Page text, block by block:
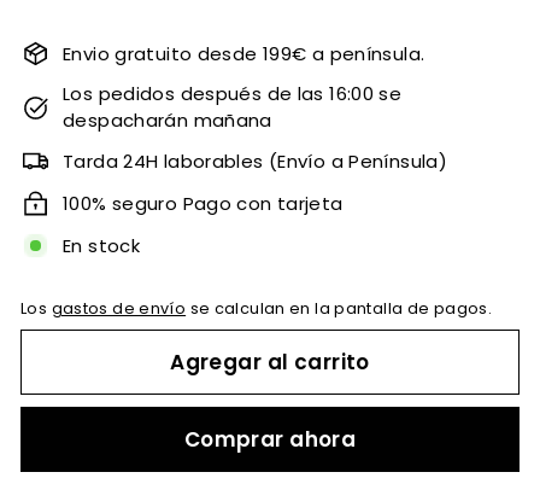
Envio gratuito desde 199€ a península.
Los pedidos después de las 16:00 se
despacharán mañana
Tarda 24H laborables (Envío a Península)
100% seguro Pago con tarjeta
En stock
Los gastos de envío se calculan en la pantalla de pagos.
Agregar al carrito
Comprar ahora